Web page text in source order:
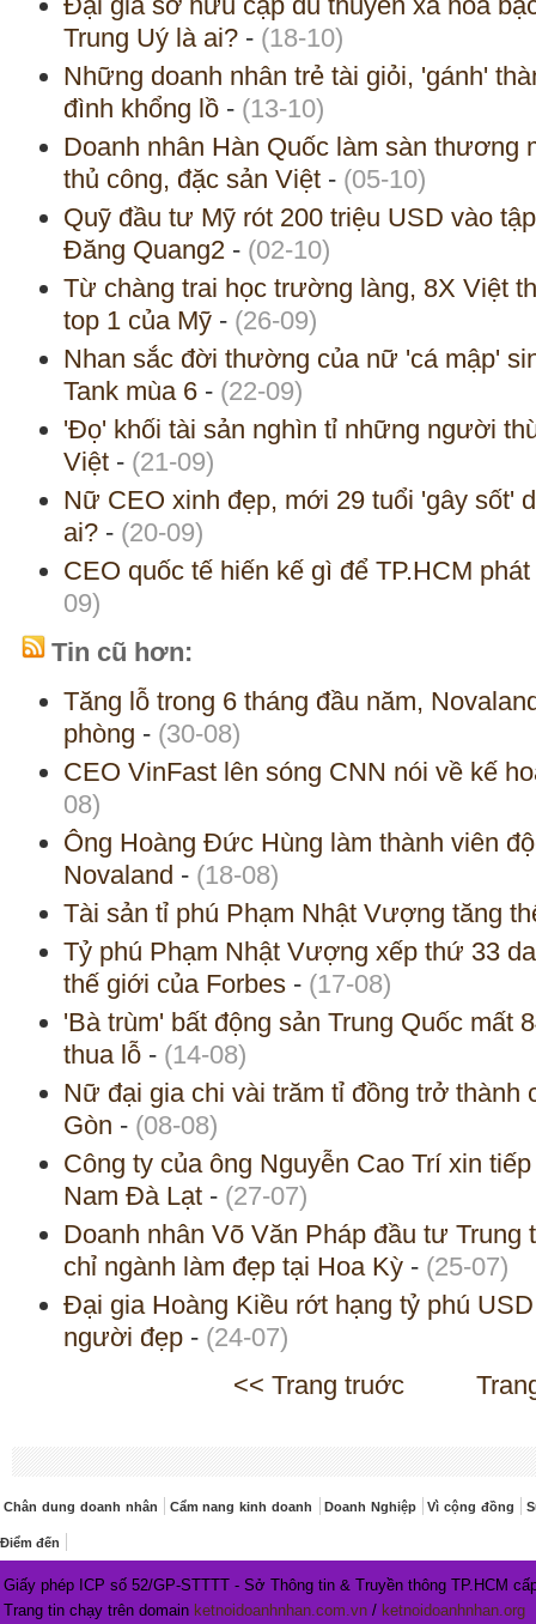
Trung Uý là ai? - (18-10)
Những doanh nhân trẻ tài giỏi, 'gánh'
đình khổng lồ - (13-10)
Doanh nhân Hàn Quốc làm sàn thương
thủ công, đặc sản Việt - (05-10)
Quỹ đầu tư Mỹ rót 200 triệu USD vào
Đăng Quang2 - (02-10)
Từ chàng trai học trường làng, 8X Việt
top 1 của Mỹ - (26-09)
Nhan sắc đời thường của nữ 'cá mập'
Tank mùa 6 - (22-09)
'Đọ' khối tài sản nghìn tỉ những người
Việt - (21-09)
Nữ CEO xinh đẹp, mới 29 tuổi 'gây sốt'
ai? - (20-09)
CEO quốc tế hiến kế gì để TP.HCM
09)
Tin cũ hơn:
Tăng lỗ trong 6 tháng đầu năm,
phòng - (30-08)
CEO VinFast lên sóng CNN nói về kế
08)
Ông Hoàng Đức Hùng làm thành viên
Novaland - (18-08)
Tài sản tỉ phú Phạm Nhật Vượng tăng
Tỷ phú Phạm Nhật Vượng xếp thứ 33
thế giới của Forbes - (17-08)
'Bà trùm' bất động sản Trung Quốc mất
thua lỗ - (14-08)
Nữ đại gia chi vài trăm tỉ đồng trở thành
Gòn - (08-08)
Công ty của ông Nguyễn Cao Trí xin
Nam Đà Lạt - (27-07)
Doanh nhân Võ Văn Pháp đầu tư Trung
chỉ ngành làm đẹp tại Hoa Kỳ - (25-07)
Đại gia Hoàng Kiều rớt hạng tỷ phú
người đẹp - (24-07)
<< Trang truớc
Chân dung doanh nhân Cẩm nang kinh doanh Doanh Nghiệp Vì cộng đồng
Điểm đến
Giấy phép ICP số 52/GP-STTTT - Sở Thông tin & Truyền thông TP.HCM
Trang tin chạy trên domain ketnoidoanhnhan.com.vn / ketnoidoanhnhan.org